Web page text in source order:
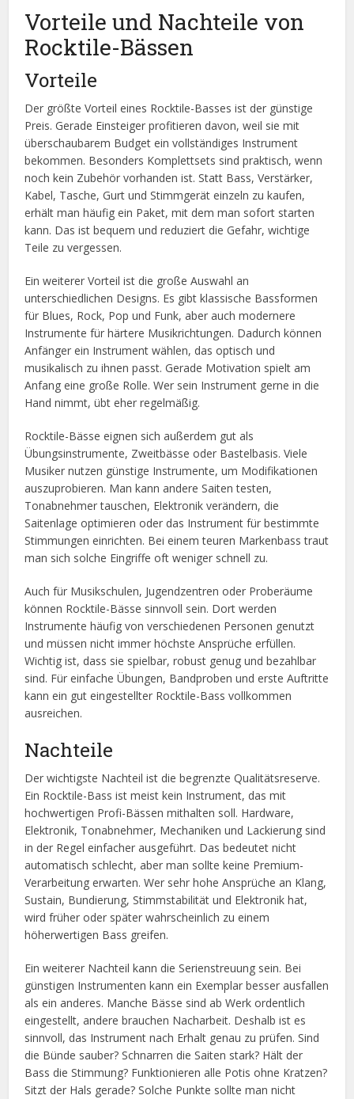
Vorteile und Nachteile von
Rocktile-Bässen
Vorteile
Der größte Vorteil eines Rocktile-Basses ist der günstige
Preis. Gerade Einsteiger profitieren davon, weil sie mit
überschaubarem Budget ein vollständiges Instrument
bekommen. Besonders Komplettsets sind praktisch, wenn
noch kein Zubehör vorhanden ist. Statt Bass, Verstärker,
Kabel, Tasche, Gurt und Stimmgerät einzeln zu kaufen,
erhält man häufig ein Paket, mit dem man sofort starten
kann. Das ist bequem und reduziert die Gefahr, wichtige
Teile zu vergessen.
Ein weiterer Vorteil ist die große Auswahl an
unterschiedlichen Designs. Es gibt klassische Bassformen
für Blues, Rock, Pop und Funk, aber auch modernere
Instrumente für härtere Musikrichtungen. Dadurch können
Anfänger ein Instrument wählen, das optisch und
musikalisch zu ihnen passt. Gerade Motivation spielt am
Anfang eine große Rolle. Wer sein Instrument gerne in die
Hand nimmt, übt eher regelmäßig.
Rocktile-Bässe eignen sich außerdem gut als
Übungsinstrumente, Zweitbässe oder Bastelbasis. Viele
Musiker nutzen günstige Instrumente, um Modifikationen
auszuprobieren. Man kann andere Saiten testen,
Tonabnehmer tauschen, Elektronik verändern, die
Saitenlage optimieren oder das Instrument für bestimmte
Stimmungen einrichten. Bei einem teuren Markenbass traut
man sich solche Eingriffe oft weniger schnell zu.
Auch für Musikschulen, Jugendzentren oder Proberäume
können Rocktile-Bässe sinnvoll sein. Dort werden
Instrumente häufig von verschiedenen Personen genutzt
und müssen nicht immer höchste Ansprüche erfüllen.
Wichtig ist, dass sie spielbar, robust genug und bezahlbar
sind. Für einfache Übungen, Bandproben und erste Auftritte
kann ein gut eingestellter Rocktile-Bass vollkommen
ausreichen.
Nachteile
Der wichtigste Nachteil ist die begrenzte Qualitätsreserve.
Ein Rocktile-Bass ist meist kein Instrument, das mit
hochwertigen Profi-Bässen mithalten soll. Hardware,
Elektronik, Tonabnehmer, Mechaniken und Lackierung sind
in der Regel einfacher ausgeführt. Das bedeutet nicht
automatisch schlecht, aber man sollte keine Premium-
Verarbeitung erwarten. Wer sehr hohe Ansprüche an Klang,
Sustain, Bundierung, Stimmstabilität und Elektronik hat,
wird früher oder später wahrscheinlich zu einem
höherwertigen Bass greifen.
Ein weiterer Nachteil kann die Serienstreuung sein. Bei
günstigen Instrumenten kann ein Exemplar besser ausfallen
als ein anderes. Manche Bässe sind ab Werk ordentlich
eingestellt, andere brauchen Nacharbeit. Deshalb ist es
sinnvoll, das Instrument nach Erhalt genau zu prüfen. Sind
die Bünde sauber? Schnarren die Saiten stark? Hält der
Bass die Stimmung? Funktionieren alle Potis ohne Kratzen?
Sitzt der Hals gerade? Solche Punkte sollte man nicht